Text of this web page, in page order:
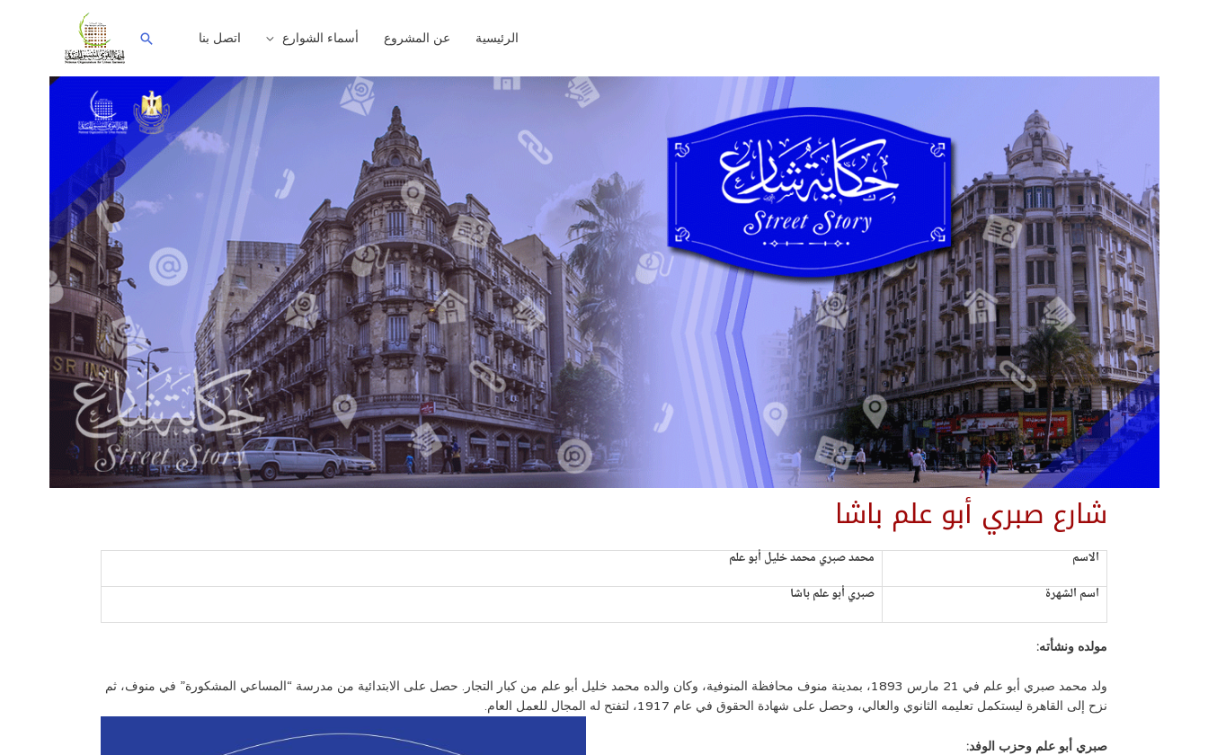
الرئيسية عن المشروع أسماء الشوارع اتصل بنا
شارع صبري أبو علم باشا
الاسم
محمد صبري محمد خليل أبو علم
اسم الشهرة
صبري أبو علم باشا
مولده ونشأته:
ولد محمد صبري أبو علم في 21 مارس 1893، بمدينة منوف محافظة المنوفية، وكان والده محمد خليل أبو علم من كبار التجار. حصل على الابتدائية من مدرسة “المساعي المشكورة” في منوف، ثم
نزح إلى القاهرة ليستكمل تعليمه الثانوي والعالي، وحصل على شهادة الحقوق في عام 1917، لتفتح له المجال للعمل العام.
صبري أبو علم وحزب الوفد: